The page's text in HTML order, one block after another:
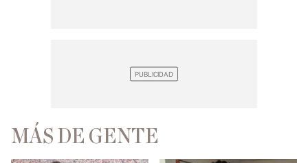
MÁS DE GENTE